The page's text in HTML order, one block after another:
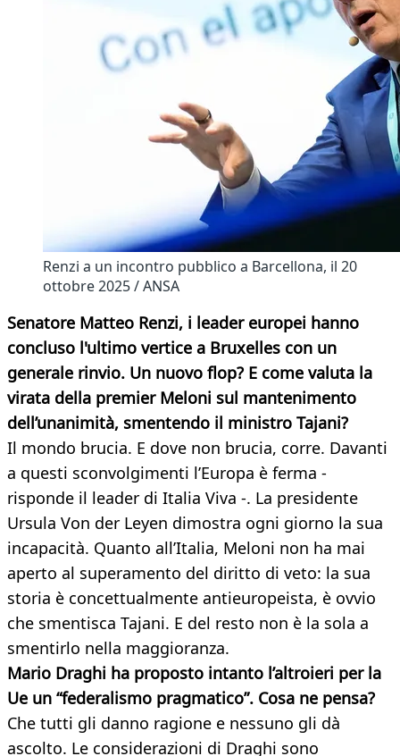
Renzi a un incontro pubblico a Barcellona, il 20
ottobre 2025 / ANSA
Senatore Matteo Renzi, i leader europei hanno
concluso l'ultimo vertice a Bruxelles con un
generale rinvio. Un nuovo flop? E come valuta la
virata della premier Meloni sul mantenimento
dell’unanimità, smentendo il ministro Tajani?
Il mondo brucia. E dove non brucia, corre. Davanti
a questi sconvolgimenti l’Europa è ferma -
risponde il leader di Italia Viva -. La presidente
Ursula Von der Leyen dimostra ogni giorno la sua
incapacità. Quanto all’Italia, Meloni non ha mai
aperto al superamento del diritto di veto: la sua
storia è concettualmente antieuropeista, è ovvio
che smentisca Tajani. E del resto non è la sola a
smentirlo nella maggioranza.
Mario Draghi ha proposto intanto l’altroieri per la
Ue un “federalismo pragmatico”. Cosa ne pensa?
Che tutti gli danno ragione e nessuno gli dà
ascolto. Le considerazioni di Draghi sono